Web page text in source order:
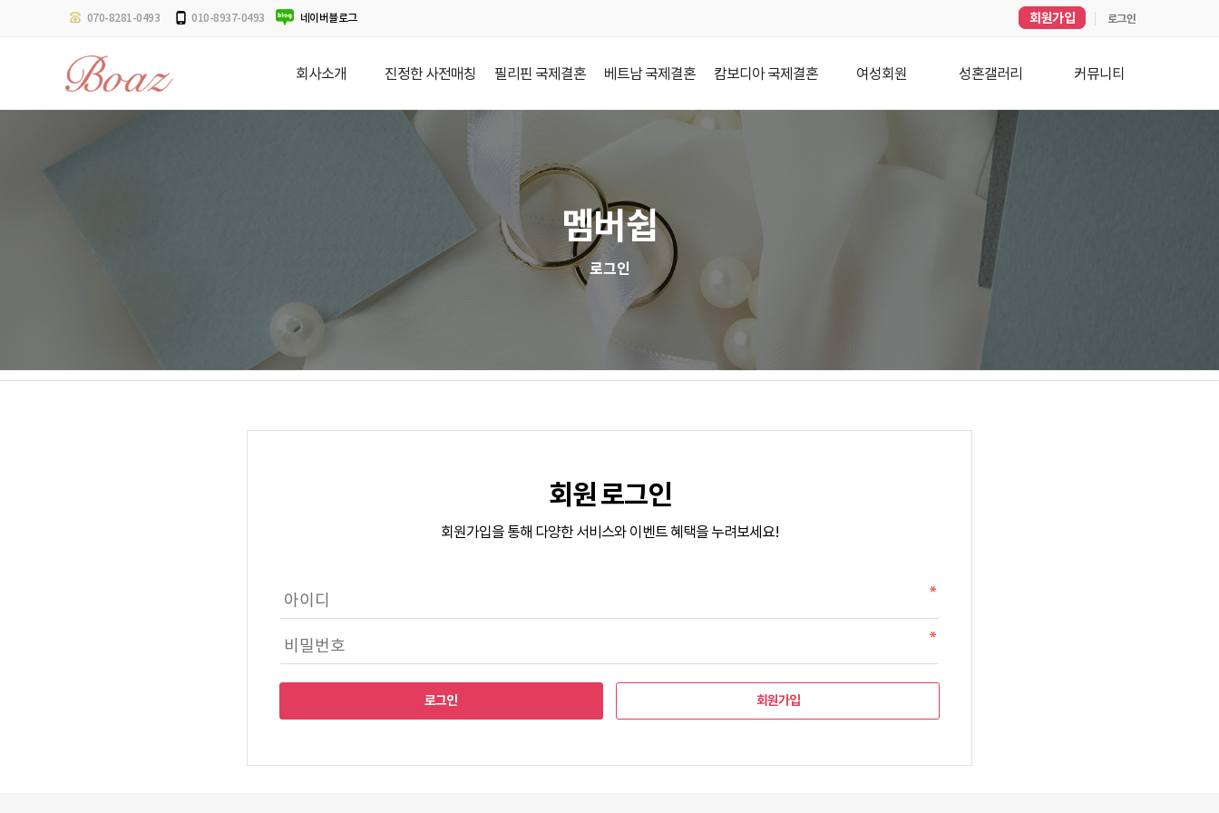
070-8281-0493 010-8937-0493 네이버블로그 회원가입 로그인
회사소개 진정한 사전매칭 필리핀 국제결혼 베트남 국제결혼 캄보디아 국제결혼 여성회원 성혼갤러리 커뮤니티
멤버쉽
로그인
회원 로그인
회원가입을 통해 다양한 서비스와 이벤트 혜택을 누려보세요!
로그인 회원가입